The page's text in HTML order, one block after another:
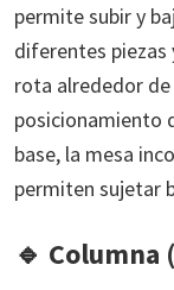
permite subir y
diferentes piezas
rota alrededor
posicionamiento
base, la mesa
permiten sujetar
🔹 Columna